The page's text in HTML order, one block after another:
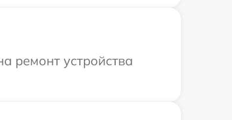
ремонт устройства